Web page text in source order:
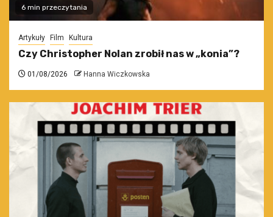
6 min przeczytania
Artykuły Film Kultura
Czy Christopher Nolan zrobił nas w „konia”?
01/08/2026 Hanna Wiczkowska